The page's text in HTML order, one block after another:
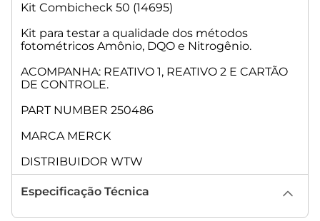
Kit Combicheck 50 (14695)
Kit para testar a qualidade dos métodos
fotométricos Amônio, DQO e Nitrogênio.
ACOMPANHA: REATIVO 1, REATIVO 2 E CARTÃO
DE CONTROLE.
PART NUMBER 250486
MARCA MERCK
DISTRIBUIDOR WTW
Especificação Técnica